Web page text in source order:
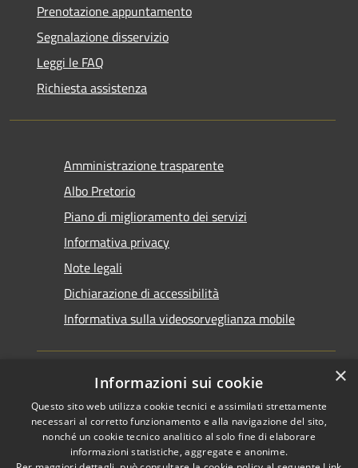
Prenotazione appuntamento
Segnalazione disservizio
Leggi le FAQ
Richiesta assistenza
Amministrazione trasparente
Albo Pretorio
Piano di miglioramento dei servizi
Informativa privacy
Note legali
Dichiarazione di accessibilità
Informativa sulla videosorveglianza mobile
RSS
Accessibilità
Copyright © 2026 • Comune di
Taranto • Powered by
Municipium•Accesso
×
Informazioni sui cookie
Questo sito web utilizza cookie tecnici e assimilati strettamente
necessari al corretto funzionamento e alla navigazione del sito,
nonché un cookie tecnico analitico al solo fine di elaborare
informazioni statistiche, aggregate e anonime.